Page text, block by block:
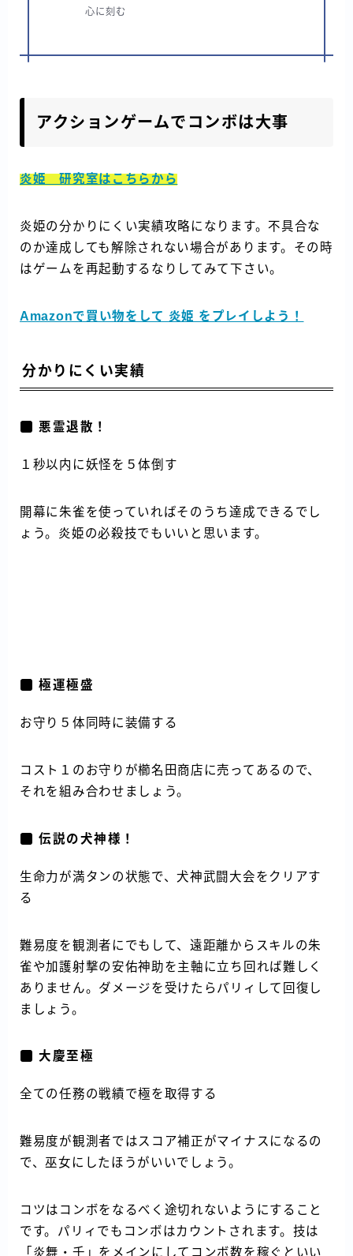
心に刻む
アクションゲームでコンボは大事
炎姫 研究室はこちらから
炎姫の分かりにくい実績攻略になります。不具合な
のか達成しても解除されない場合があります。その時
はゲームを再起動するなりしてみて下さい。
Amazonで買い物をして 炎姫 をプレイしよう！
分かりにくい実績
悪霊退散！
１秒以内に妖怪を５体倒す
開幕に朱雀を使っていればそのうち達成できるでし
ょう。炎姫の必殺技でもいいと思います。
極運極盛
お守り５体同時に装備する
コスト１のお守りが櫛名田商店に売ってあるので、
それを組み合わせましょう。
伝説の犬神様！
生命力が満タンの状態で、犬神武闘大会をクリアす
る
難易度を観測者にでもして、遠距離からスキルの朱
雀や加護射撃の安佑神助を主軸に立ち回れば難しく
ありません。ダメージを受けたらパリィして回復し
ましょう。
大慶至極
全ての任務の戦績で極を取得する
難易度が観測者ではスコア補正がマイナスになるの
で、巫女にしたほうがいいでしょう。
コツはコンボをなるべく途切れないようにすること
です。パリィでもコンボはカウントされます。技は
「炎舞・千」をメインにしてコンボ数を稼ぐといい